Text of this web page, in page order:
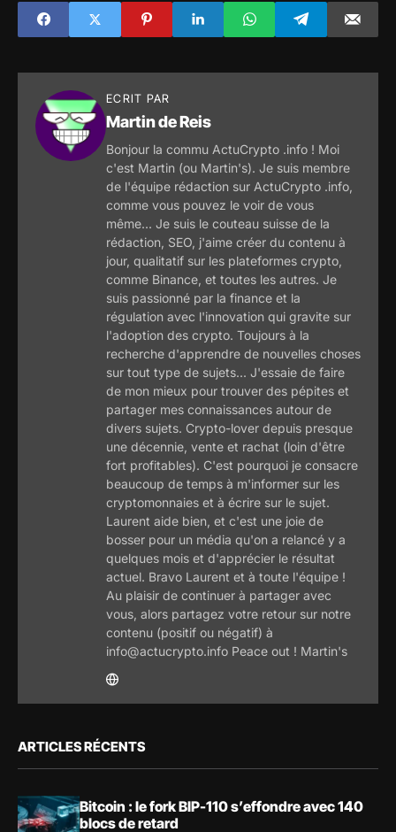
inattendue
ECRIT PAR
Martin de Reis
Bonjour la commu ActuCrypto .info ! Moi
c'est Martin (ou Martin's). Je suis membre
de l'équipe rédaction sur ActuCrypto .info,
comme vous pouvez le voir de vous
même... Je suis le couteau suisse de la
rédaction, SEO, j'aime créer du contenu à
jour, qualitatif sur les plateformes crypto,
comme Binance, et toutes les autres. Je
suis passionné par la finance et la
régulation avec l'innovation qui gravite sur
l'adoption des crypto. Toujours à la
recherche d'apprendre de nouvelles choses
sur tout type de sujets... J'essaie de faire
de mon mieux pour trouver des pépites et
partager mes connaissances autour de
divers sujets. Crypto-lover depuis presque
une décennie, vente et rachat (loin d'être
fort profitables). C'est pourquoi je consacre
beaucoup de temps à m'informer sur les
cryptomonnaies et à écrire sur le sujet.
Laurent aide bien, et c'est une joie de
bosser pour un média qu'on a relancé y a
quelques mois et d'apprécier le résultat
actuel. Bravo Laurent et à toute l'équipe !
Au plaisir de continuer à partager avec
vous, alors partagez votre retour sur notre
contenu (positif ou négatif) à
info@actucrypto.info Peace out ! Martin's
ARTICLES RÉCENTS
Bitcoin : le fork BIP-110 s’effondre avec 140
blocs de retard